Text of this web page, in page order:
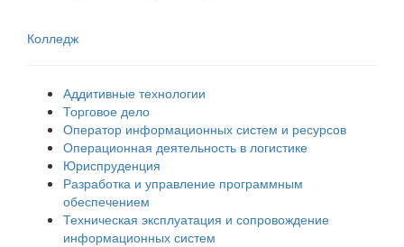
Колледж
Аддитивные технологии
Торговое дело
Оператор информационных систем и ресурсов
Операционная деятельность в логистике
Юриспруденция
Разработка и управление программным
обеспечением
Техническая эксплуатация и сопровождение
информационных систем